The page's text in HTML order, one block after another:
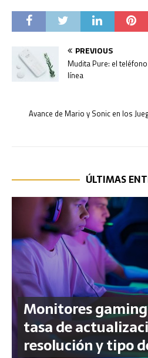
PREVIOUS
Mudita Pure: el
línea
Avance de Mario y Sonic en los
ÚLTIMAS
Monitores
tasa de
resolución y tipo